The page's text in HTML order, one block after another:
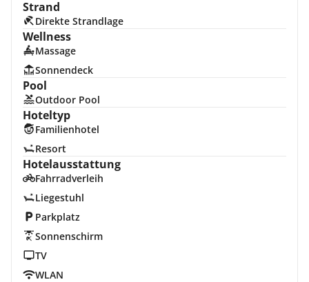
Strand
Direkte Strandlage
Wellness
Massage
Sonnendeck
Pool
Outdoor Pool
Hoteltyp
Familienhotel
Resort
Hotelausstattung
Fahrradverleih
Liegestuhl
Parkplatz
Sonnenschirm
TV
WLAN